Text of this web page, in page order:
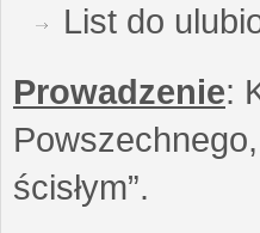
List do
Prowadzenie:
ścisłym”.